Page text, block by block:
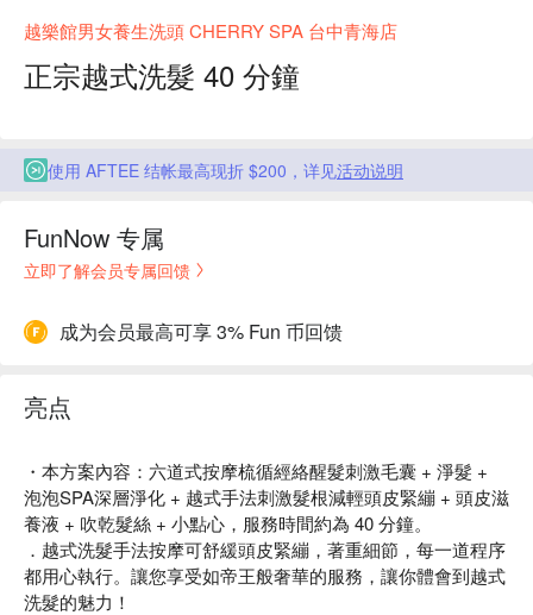
越樂館男女養生洗頭 CHERRY SPA 台中青海店
正宗越式洗髮 40 分鐘
使用 AFTEE 结帐最高现折 $200，详见活动说明
FunNow 专属
立即了解会员专属回馈
成为会员最高可享 3% Fun 币回馈
亮点
・本方案內容：六道式按摩梳循經絡醒髮刺激毛囊 + 淨髮 +
泡泡SPA深層淨化 + 越式手法刺激髮根減輕頭皮緊繃 + 頭皮滋
養液 + 吹乾髮絲 + 小點心，服務時間約為 40 分鐘。
．越式洗髮手法按摩可舒緩頭皮緊繃，著重細節，每一道程序
都用心執行。讓您享受如帝王般奢華的服務，讓你體會到越式
洗髮的魅力！